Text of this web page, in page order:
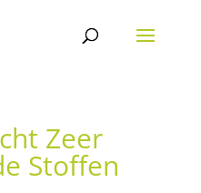
Zeer
Stoffen